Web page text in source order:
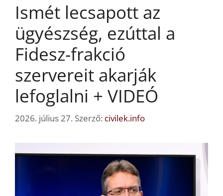
Ismét lecsapott az
ügyészség, ezúttal a
Fidesz-frakció
szervereit akarják
lefoglalni + VIDEÓ
2026. július 27. Szerző: civilek.info